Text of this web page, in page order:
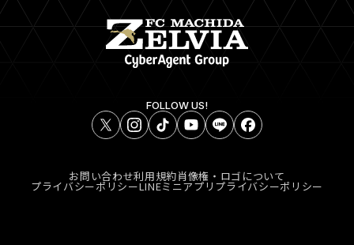
FOLLOW US!
お問い合わせ利用規約肖像権・ロゴについて
プライバシーポリシーLINEミニアプリプライバシーポリシー